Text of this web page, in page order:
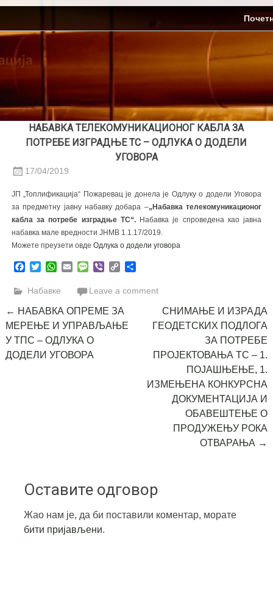
Skip
content
НАБАВКА ТЕЛЕКОМУНИКАЦИОНОГ КАБЛА ЗА
ПОТРЕБЕ ИЗГРАДЊЕ ТС – ОДЛУКА О ДОДЕЛИ
УГОВОРА
17/04/2019
ЈП „Топлификација“ Пожаревац је донела је Одлуку о додели Уговора
за предметну јавну набавку добара –„Набавка телекомуникационог
кабла за потребе изградње ТС“.Набавка је спроведена као јавна
набавка мале вредности ЈНМВ 1.1.17/2019.
Можете преузети овде Oдлука о додели уговора
Facebook
TwitterWhatsApp
EmailMessage
ViberCopy
Набавке Leave a comment
Post
navigation
← НАБАВКА ОПРЕМЕ ЗА
МЕРЕЊЕ И УПРАВЉАЊЕ
У ТПС – ОДЛУКА О
ДОДЕЛИ УГОВОРА
СНИМАЊЕ И ИЗРАДА
ГЕОДЕТСКИХ ПОДЛОГА
ЗА ПОТРЕБЕ
ПРОЈЕКТОВАЊА ТС – 1.
ПОЈАШЊЕЊЕ, 1.
ИЗМЕЊЕНА КОНКУРСНА
ДОКУМЕНТАЦИЈА И
ОБАВЕШТЕЊЕ О
ПРОДУЖЕЊУ РОКА
ОТВАРАЊА →
Оставите одговор
Жао нам је, да би поставили коментар, морате
бити пријављени.